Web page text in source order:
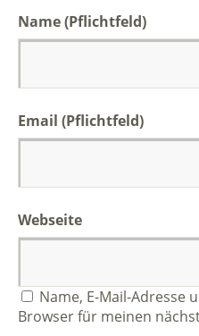
Name (Pflichtfeld)
Email (Pflichtfeld)
Webseite
Name, E-Mail-Adresse
Browser für meinen